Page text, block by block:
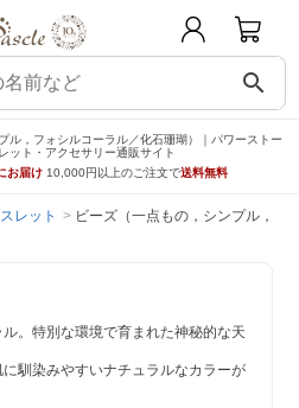
search
ル，フォシルコーラル／化石珊瑚）｜パワーストー
ット・アクセサリー通販サイト
お届け 10,000円以上のご注文で送料無料
レット ビーズ（一点もの，シンプル，フ
。特別な環境で育まれた神秘的な天
馴染みやすいナチュラルなカラーが